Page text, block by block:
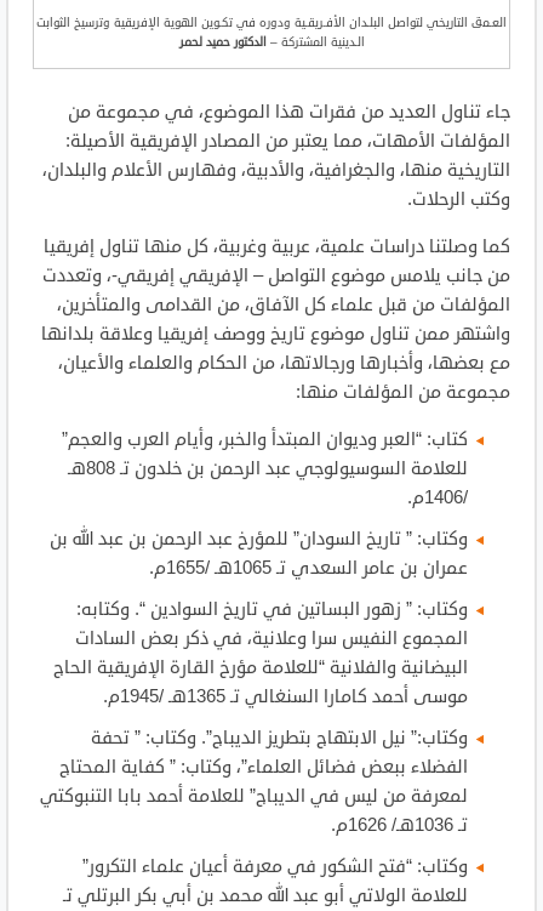
العـمق التاريخي لتواصل البلـدان الأفـريقـية ودوره في تكـوين الهوية الإفريقية وترسيخ الثوابت
الـدينية المشتركة – الدكتور حميد لحمر
جاء تناول العديد من فقرات هذا الموضوع، في مجموعة من
المؤلفات الأمهات، مما يعتبر من المصادر الإفريقية الأصيلة:
التاريخية منها، والجغرافية، والأدبية، وفهارس الأعلام والبلدان،
وكتب الرحلات.
كما وصلتنا دراسات علمية، عربية وغربية، كل منها تناول إفريقيا
من جانب يلامس موضوع التواصل – الإفريقي إفريقي-، وتعددت
المؤلفات من قبل علماء كل الآفاق، من القدامى والمتأخرين،
واشتهر ممن تناول موضوع تاريخ ووصف إفريقيا وعلاقة بلدانها
مع بعضها، وأخبارها ورجالاتها، من الحكام والعلماء والأعيان،
مجموعة من المؤلفات منها:
كتاب: “العبر وديوان المبتدأ والخبر، وأيام العرب والعجم”
للعلامة السوسيولوجي عبد الرحمن بن خلدون تـ 808هـ
/1406م.
وكتاب: ” تاريخ السودان” للمؤرخ عبد الرحمن بن عبد الله بن
عمران بن عامر السعدي تـ 1065هـ /1655م.
وكتاب: ” زهور البساتين في تاريخ السوادين “. وكتابه:
المجموع النفيس سرا وعلانية، في ذكر بعض السادات
البيضانية والفلانية “للعلامة مؤرخ القارة الإفريقية الحاج
موسى أحمد كامارا السنغالي تـ 1365هـ /1945م.
وكتاب:” نيل الابتهاج بتطريز الديباج”. وكتاب: ” تحفة
الفضلاء ببعض فضائل العلماء”، وكتاب: ” كفاية المحتاج
لمعرفة من ليس في الديباج” للعلامة أحمد بابا التنبوكتي
تـ 1036هـ/ 1626م.
وكتاب: “فتح الشكور في معرفة أعيان علماء التكرور”
للعلامة الولاتي أبو عبد الله محمد بن أبي بكر البرتلي تـ